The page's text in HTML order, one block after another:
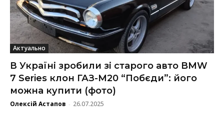
Актуально
В Україні зробили зі старого авто BMW
7 Series клон ГАЗ-М20 “Побєди”: його
можна купити (фото)
Олексій Астапов - 26.07.2025